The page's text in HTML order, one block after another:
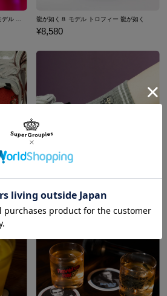
龍が如く８ モデル トロフィー 龍が如く
¥8,580
¥2,750